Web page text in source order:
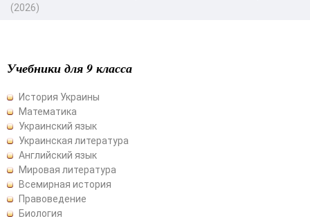
(2026)
Учебники для 9 класса
История Украины
Математика
Украинский язык
Украинская литература
Английский язык
Мировая литература
Всемирная история
Правоведение
Биология